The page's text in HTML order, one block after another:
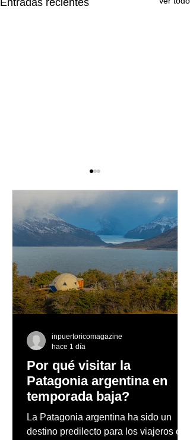
Entradas recientes
Sobao llega a Guaynabo
con la apertura de su
quinto restaurante
Por qué visitar la
Patagonia argentina en
temporada baja?
La Patagonia argentina ha sido un
destino predilecto para los viajeros en
inpuertoricomagazine
hace 1 día